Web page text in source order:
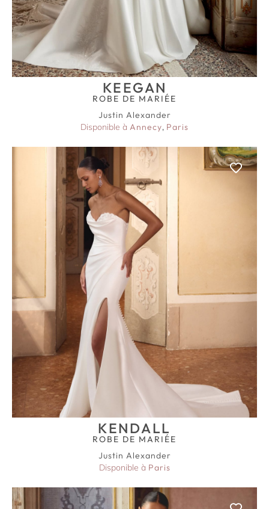
KEEGAN
ROBE DE MARIÉE
Justin Alexander
Disponible à Annecy, Paris
KENDALL
ROBE DE MARIÉE
Justin Alexander
Disponible à Paris